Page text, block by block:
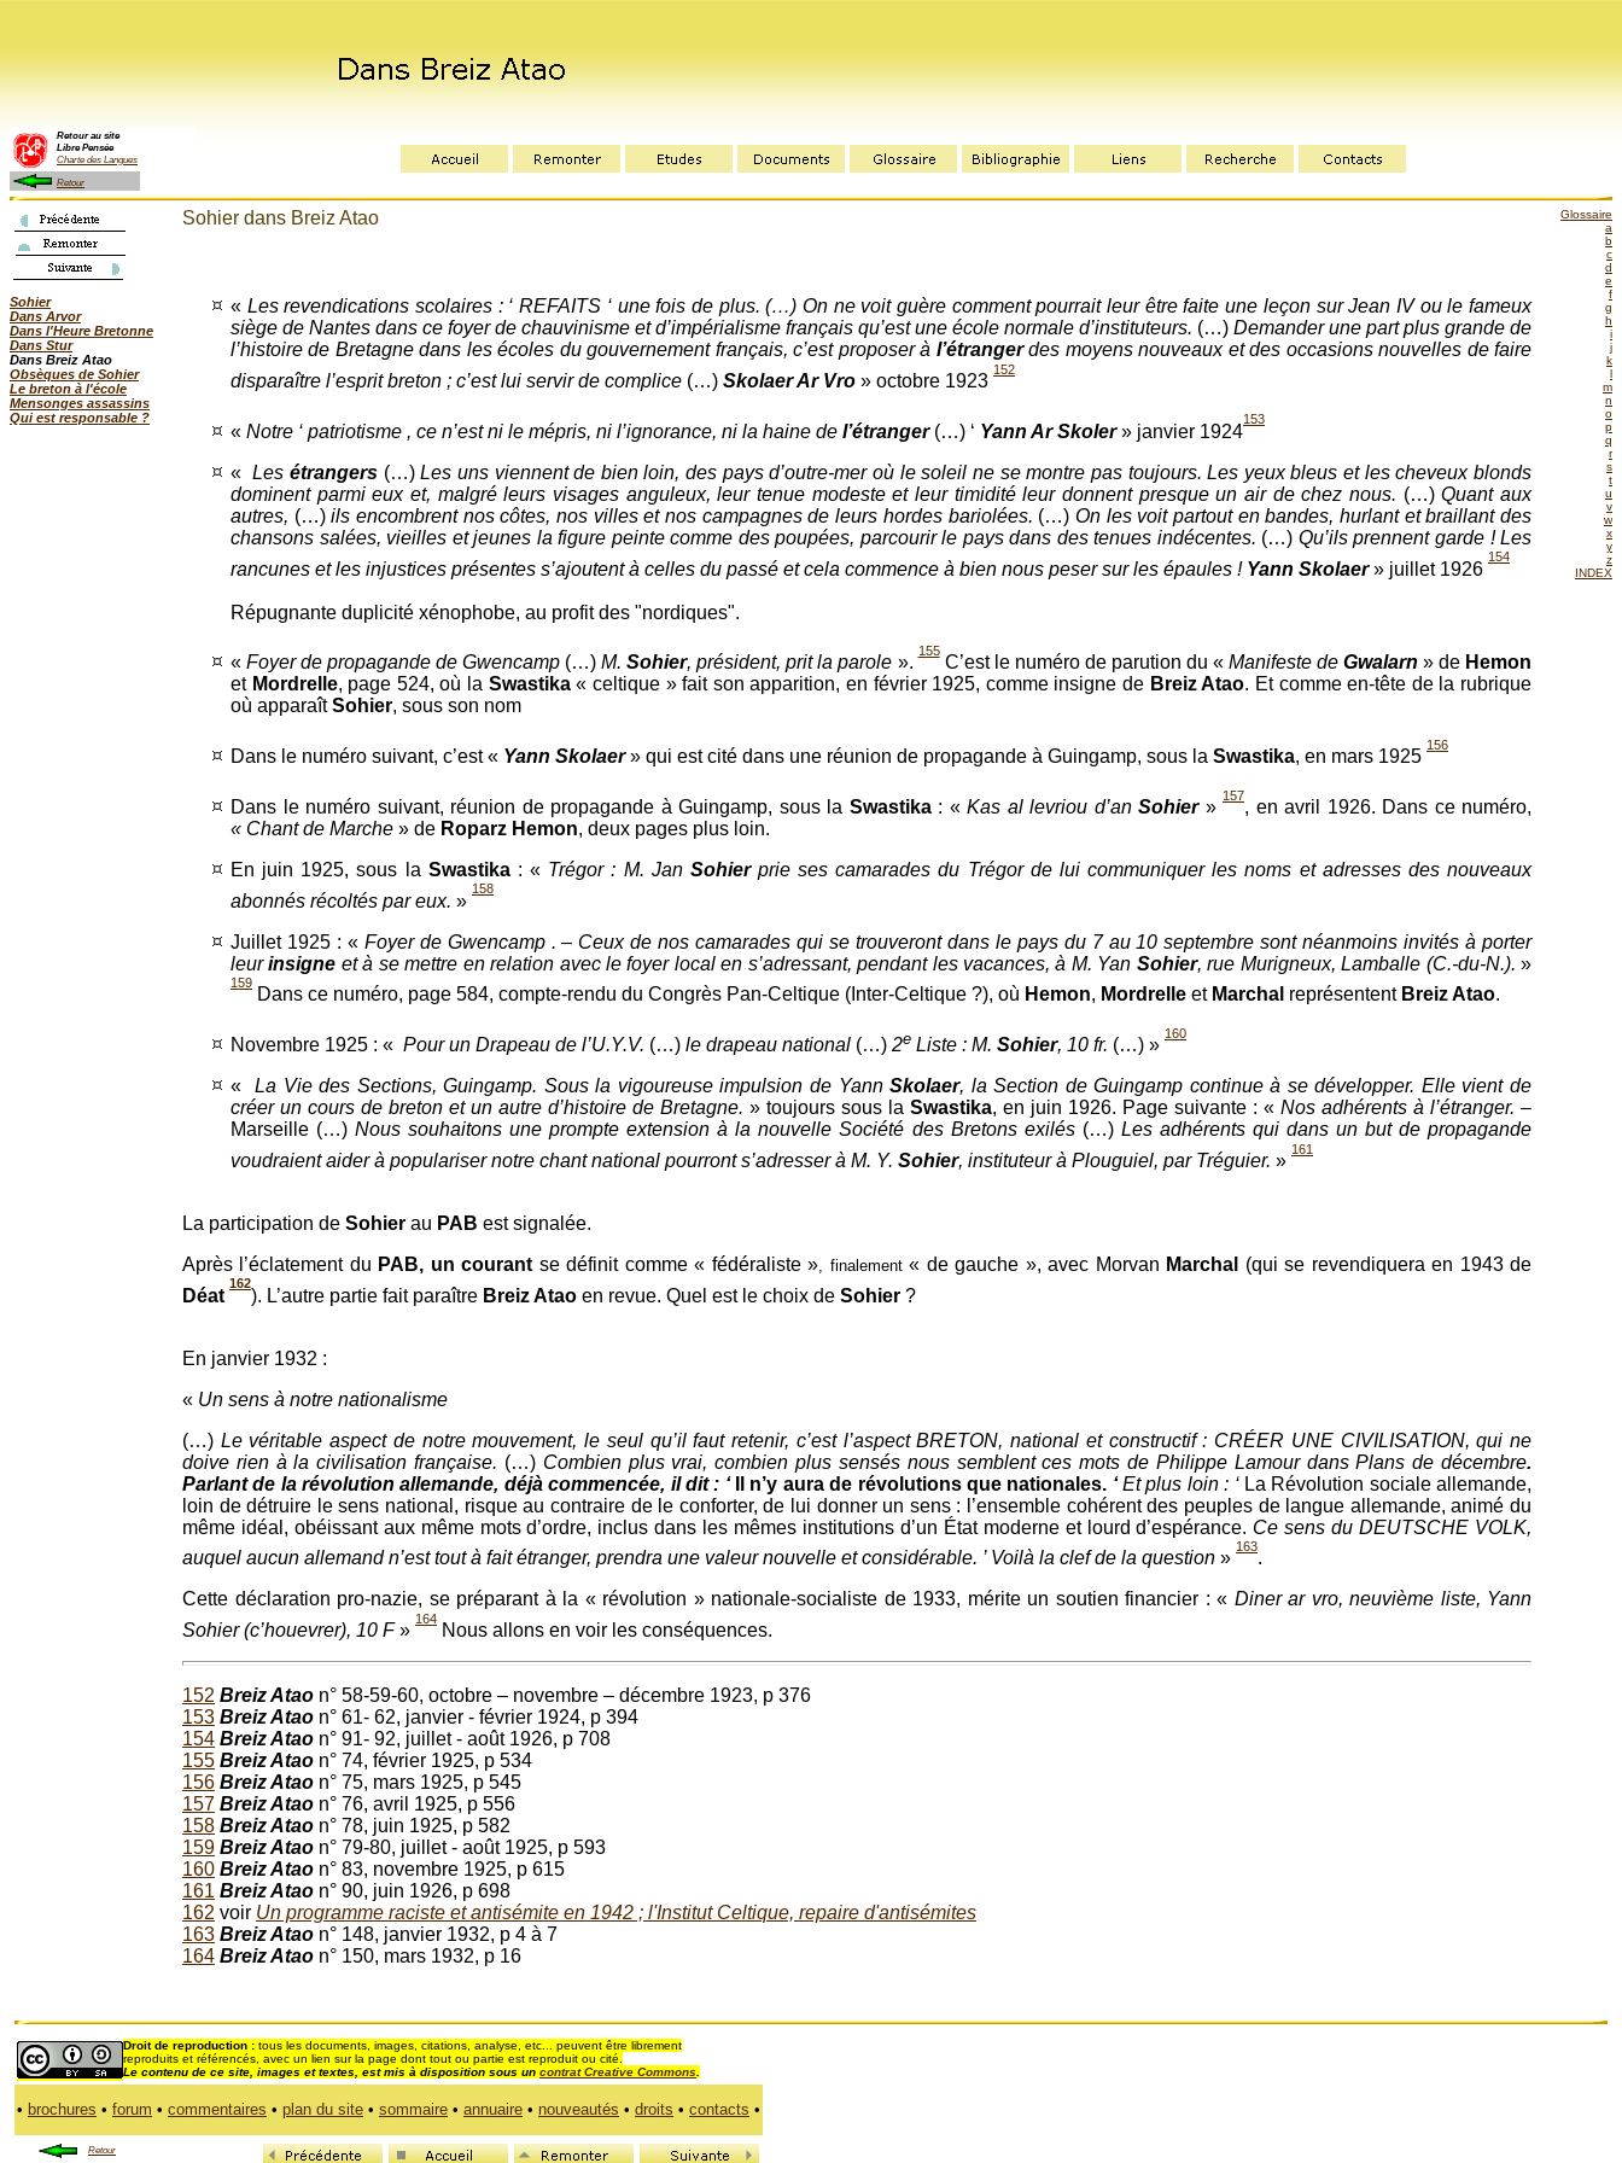
Retour au site
Libre Pensée
Charte des Langues
Retour
Sohier
Dans Arvor
Dans l'Heure Bretonne
Dans Stur
Dans Breiz Atao
Obsèques de Sohier
Le breton à l'école
Mensonges assassins
Qui est responsable ?
Sohier dans Breiz Atao
« Les revendications scolaires : ‘ REFAITS ‘ une fois de plus. (…) On ne voit guère comment pourrait leur être faite une leçon sur Jean IV ou le fameux
siège de Nantes dans ce foyer de chauvinisme et d’impérialisme français qu’est une école normale d’instituteurs. (…) Demander une part plus grande de
l’histoire de Bretagne dans les écoles du gouvernement français, c’est proposer à l’étrangerdes moyens nouveaux et des occasions nouvelles de faire
disparaître l’esprit breton ; c’est lui servir de complice (…) Skolaer Ar Vro » octobre 1923
152
« Notre ‘ patriotisme , ce n’est ni le mépris, ni l’ignorance, ni la haine de l’étranger (…) ‘ Yann Ar Skoler» janvier 1924
153
«Les étrangers (…)Les uns viennent de bien loin, des pays d’outre-mer où le soleil ne se montre pas toujours. Les yeux bleus et les cheveux blonds
dominent parmi eux et, malgré leurs visages anguleux, leur tenue modeste et leur timidité leur donnent presque un air de chez nous. (…)Quant aux
autres, (…)ils encombrent nos côtes, nos villes et nos campagnes de leurs hordes bariolées. (…) On les voit partout en bandes, hurlant et braillant des
chansons salées, vieilles et jeunes la figure peinte comme des poupées, parcourir le pays dans des tenues indécentes. (…) Qu’ils prennent garde ! Les
rancunes et les injustices présentes s’ajoutent à celles du passé et cela commence à bien nous peser sur les épaules ! Yann Skolaer» juillet 1926
154
Répugnante duplicité xénophobe, au profit des "nordiques".
«Foyer de propagande de Gwencamp (…)M.Sohier, président, prit la parole ».
155
C’est le numéro de parution du « Manifeste de Gwalarn » de Hemon
et Mordrelle, page 524, où la Swastika« celtique » fait son apparition, en février 1925, comme insigne de Breiz Atao. Et comme en-tête de la rubrique
où apparaîtSohier, sous son nom
Dans le numéro suivant, c’est « Yann Skolaer» qui est cité dans une réunion de propagande à Guingamp, sous la Swastika, en mars 1925
156
Dans le numéro suivant, réunion de propagande à Guingamp, sous la Swastika: « Kas al levriou d’an Sohier»
157
, en avril 1926. Dans ce numéro,
« Chant de Marche » de Roparz Hemon, deux pages plus loin.
En juin 1925, sous la Swastika: « Trégor : M. Jan Sohierprie ses camarades du Trégor de lui communiquer les noms et adresses des nouveaux
abonnés récoltés par eux. »
158
Juillet 1925 : « Foyer de Gwencamp . – Ceux de nos camarades qui se trouveront dans le pays du 7 au 10 septembre sont néanmoins invités à porter
leurinsigne et à se mettre en relation avec le foyer local en s’adressant, pendant les vacances, à M. Yan Sohier, rue Murigneux, Lamballe (C.-du-N.). »
159
Dans ce numéro, page 584, compte-rendu du Congrès Pan-Celtique (Inter-Celtique ?), où Hemon, Mordrelle et Marchal représentent Breiz Atao.
Novembre 1925 : « Pour un Drapeau de l’U.Y.V. (…) le drapeau national (…) 2e Liste : M. Sohier, 10 fr. (…) »
160
«La Vie des Sections, Guingamp. Sous la vigoureuse impulsion de YannSkolaer, la Section de Guingamp continue à se développer. Elle vient de
créer un cours de breton et un autre d’histoire de Bretagne. » toujours sous la Swastika, en juin 1926. Page suivante : « Nos adhérents à l’étranger. –
Marseille (…)Nous souhaitons une prompte extension à la nouvelle Société des Bretons exilés (…) Les adhérents qui dans un but de propagande
voudraient aider à populariser notre chant national pourront s’adresser à M. Y. Sohier, instituteur à Plouguiel, par Tréguier. »
161
La participation de Sohier au PAB est signalée.
Après l’éclatement du PAB, un courant se définit comme « fédéraliste » , finalement« de gauche », avec Morvan Marchal
(qui se revendiquera en 1943 de
Déat
162
). L’autre partie fait paraître Breiz Atao en revue. Quel est le choix de Sohier ?
En janvier 1932 :
« Un sens à notre nationalisme
(…) Le véritable aspect de notre mouvement, le seul qu’il faut retenir, c’est l’aspect BRETON, national et constructif : CRÉER UNE CIVILISATION, qui ne
doive rien à la civilisation française. (…) Combien plus vrai, combien plus sensés nous semblent ces mots de Philippe Lamour dans Plans de décembre.
Parlant de la révolution allemande, déjà commencée, il dit : ‘
Il n’y aura de révolutions que nationales. ‘Et plus loin : ‘La Révolution sociale allemande,
loin de détruire le sens national, risque au contraire de le conforter, de lui donner un sens : l’ensemble cohérent des peuples de langue allemande, animé du
même idéal, obéissant aux même mots d’ordre, inclus dans les mêmes institutions d’un État moderne et lourd d’espérance. Ce sens du DEUTSCHE VOLK,
auquel aucun allemand n’est tout à fait étranger, prendra une valeur nouvelle et considérable. ’ Voilà la clef de la question »
163
.
Cette déclaration pro-nazie, se préparant à la « révolution » nationale-socialiste de 1933, mérite un soutien financier : « Diner ar vro, neuvième liste, Yann
Sohier (c’houevrer), 10 F»
164
Nous allons en voir les conséquences.
152 Breiz Atao n° 58-59-60, octobre – novembre – décembre 1923, p 376
153 Breiz Atao n° 61- 62, janvier - février 1924, p 394
154 Breiz Atao n° 91- 92, juillet - août 1926, p 708
155 Breiz Atao n° 74, février 1925, p 534
156 Breiz Atao n° 75, mars 1925, p 545
157 Breiz Atao n° 76, avril 1925, p 556
158 Breiz Atao n° 78, juin 1925, p 582
159 Breiz Atao n° 79-80, juillet - août 1925, p 593
160 Breiz Atao n° 83, novembre 1925, p 615
161 Breiz Atao n° 90, juin 1926, p 698
162 voir Un programme raciste et antisémite en 1942 ; l'Institut Celtique, repaire d'antisémites
163 Breiz Atao n° 148, janvier 1932, p 4 à 7
164 Breiz Atao n° 150, mars 1932, p 16
Glossaire
a
b
c
d
e
f
g
h
i
j
k
l
m
n
o
p
q
r
s
t
u
v
w
x
y
z
INDEX
Droit de reproduction : tous les documents, images, citations, analyse, etc... peuvent être librement
reproduits et référencés, avec un lien sur la page dont tout ou partie est reproduit ou cité.
Le contenu de ce site, images et textes,
est mis à disposition sous un contrat Creative Commons
• brochures • forum • commentaires • plan du site • sommaire • annuaire • nouveautés • droits • contacts •
Retour